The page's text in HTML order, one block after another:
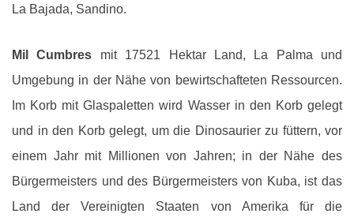
La Bajada, Sandino.
Mil Cumbres mit 17521 Hektar Land, La Palma und
Umgebung in der Nähe von bewirtschafteten Ressourcen.
Im Korb mit Glaspaletten wird Wasser in den Korb gelegt
und in den Korb gelegt, um die Dinosaurier zu füttern, vor
einem Jahr mit Millionen von Jahren; in der Nähe des
Bürgermeisters und des Bürgermeisters von Kuba, ist das
Land der Vereinigten Staaten von Amerika für die